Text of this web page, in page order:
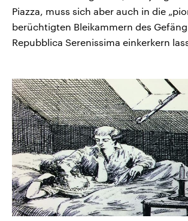
Piazza, muss sich aber auch in die
berüchtigten Bleikammern des
Repubblica Serenissima einkerkern